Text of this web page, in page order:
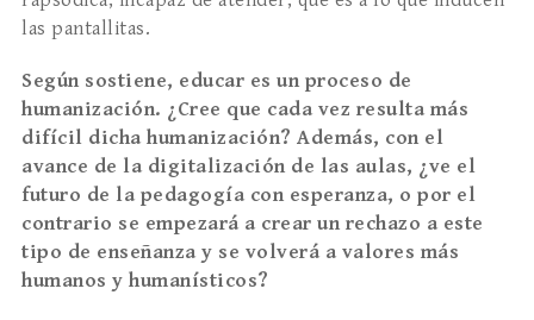
las pantallitas.
Según sostiene, educar es un proceso de
humanización. ¿Cree que cada vez resulta más
difícil dicha humanización? Además, con el
avance de la digitalización de las aulas, ¿ve el
futuro de la pedagogía con esperanza, o por el
contrario se empezará a crear un rechazo a este
tipo de enseñanza y se volverá a valores más
humanos y humanísticos?